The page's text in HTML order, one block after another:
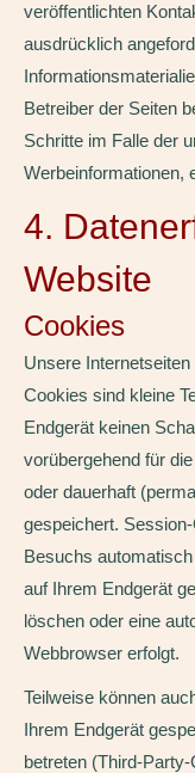
veröffentlichten
ausdrücklich
Betreiber der Seiten
Schritte im Falle der
Werbeinformationen,
4.
Website
Cookies
Unsere Internetseiten
Cookies sind kleine
Endgerät keinen
vorübergehend für
oder dauerhaft
gespeichert.
Besuchs
auf Ihrem Endgerät
löschen oder eine
Webbrowser erfolgt.
Teilweise können
Ihrem Endgerät
betreten (Third-